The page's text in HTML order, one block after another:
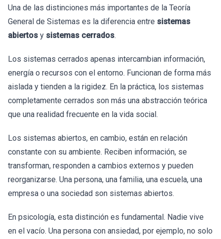
Una de las distinciones más importantes de la Teoría
General de Sistemas es la diferencia entre sistemas
abiertos y sistemas cerrados.
Los sistemas cerrados apenas intercambian información,
energía o recursos con el entorno. Funcionan de forma más
aislada y tienden a la rigidez. En la práctica, los sistemas
completamente cerrados son más una abstracción teórica
que una realidad frecuente en la vida social.
Los sistemas abiertos, en cambio, están en relación
constante con su ambiente. Reciben información, se
transforman, responden a cambios externos y pueden
reorganizarse. Una persona, una familia, una escuela, una
empresa o una sociedad son sistemas abiertos.
En psicología, esta distinción es fundamental. Nadie vive
en el vacío. Una persona con ansiedad, por ejemplo, no solo